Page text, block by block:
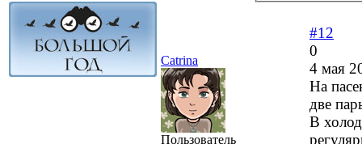
Catrina
Пользователь
#12
0
4 мая
На
две
В